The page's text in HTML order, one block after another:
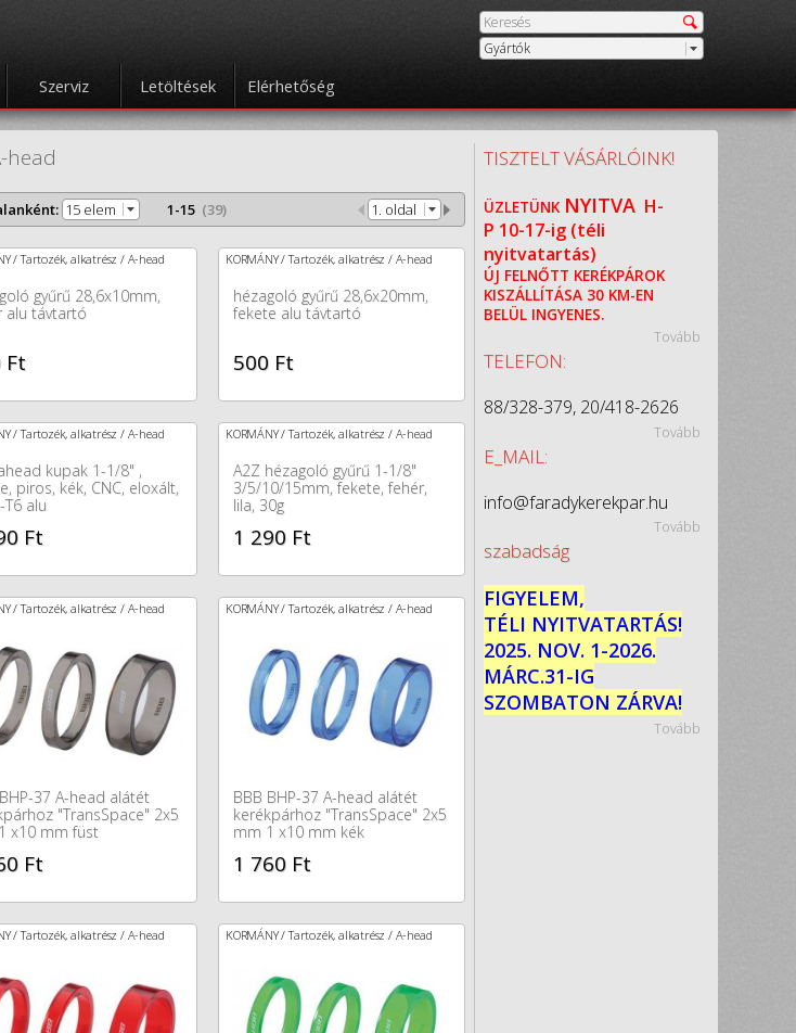
Gyártók
Szerviz Letöltések Elérhetőség
head
15 elem 1-15 (39) 1. oldal
/ Tartozék, alkatrész / A-head
gyűrű 28,6x10mm,
alu távtartó
Ft
KORMÁNY / Tartozék, alkatrész / A-head
hézagoló gyűrű 28,6x20mm,
fekete alu távtartó
500 Ft
/ Tartozék, alkatrész / A-head
kupak 1-1/8" ,
piros, kék, CNC, eloxált,
alu
Ft
KORMÁNY / Tartozék, alkatrész / A-head
A2Z hézagoló gyűrű 1-1/8"
3/5/10/15mm, fekete, fehér,
lila, 30g
1 290 Ft
/ Tartozék, alkatrész / A-head
37 A-head alátét
"TransSpace" 2x5
x10 mm füst
Ft
KORMÁNY / Tartozék, alkatrész / A-head
BBB BHP-37 A-head alátét
kerékpárhoz "TransSpace" 2x5
mm 1 x10 mm kék
1 760 Ft
/ Tartozék, alkatrész / A-head KORMÁNY / Tartozék, alkatrész / A-head
TISZTELT VÁSÁRLÓINK!
ÜZLETÜNK NYITVA H-
P 10-17-ig (téli
nyitvatartás)
ÚJ FELNŐTT KERÉKPÁROK
KISZÁLLÍTÁSA 30 KM-EN
BELÜL INGYENES.
Tovább
TELEFON:
88/328-379, 20/418-2626
Tovább
E_MAIL:
info@faradykerekpar.hu
Tovább
szabadság
FIGYELEM,
TÉLI NYITVATARTÁS!
2025. NOV. 1-2026.
MÁRC.31-IG
SZOMBATON ZÁRVA!
Tovább